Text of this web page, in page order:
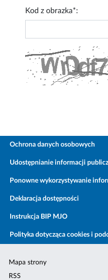
Kod z obrazka*:
Ochrona danych osobowych
Udostępnianie informacji
Ponowne wykorzystywanie
Deklaracja dostępności
Instrukcja BIP MJO
Polityka dotycząca cookies i
Mapa strony
RSS